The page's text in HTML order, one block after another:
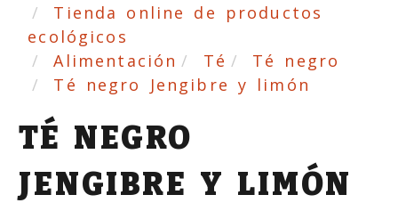
Tienda online de productos
ecológicos
Alimentación
Té
Té negro
Té negro Jengibre y limón
TÉ NEGRO
JENGIBRE Y LIMÓN